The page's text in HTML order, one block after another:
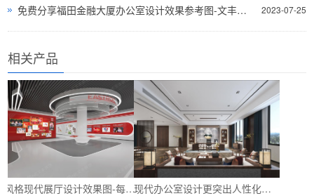
2023-07-25
免费分享福田金融大厦办公室设计效果参考图-文丰装饰公司
相关产品
多风格现代展厅设计效果图-每种都是独特的设计风格-深圳文丰装饰 现代办公室设计更突出人性化设计-让员工体会到上班的快乐与舒适-深圳文丰装饰